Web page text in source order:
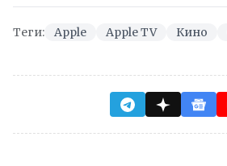
Теги: Apple Apple TV Кино